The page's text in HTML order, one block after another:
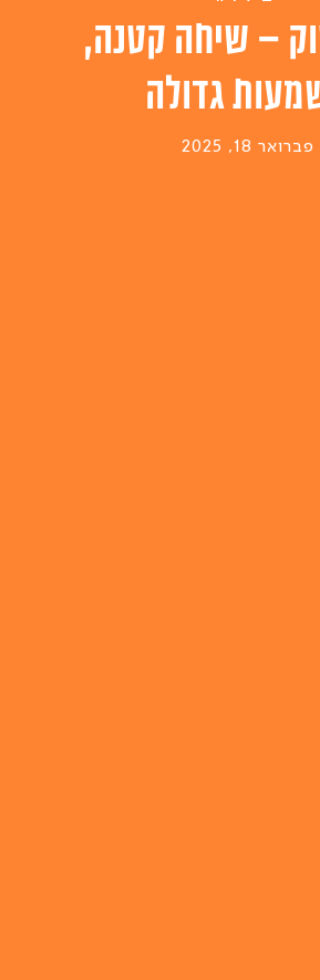
– שיחה קטנה,
גדולה
פברואר 18, 2025